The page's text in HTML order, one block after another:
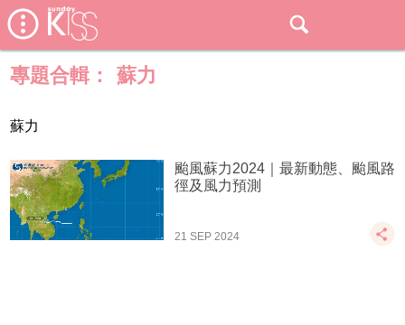
專題合輯： 蘇力
蘇力
颱風蘇力2024｜最新動態、颱風路
徑及風力預測
21 SEP 2024